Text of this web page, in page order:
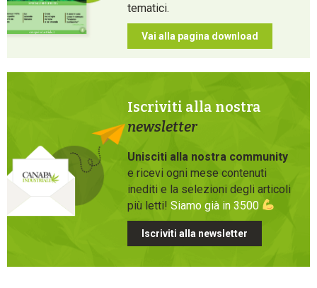
tematici.
Vai alla pagina download
Iscriviti alla nostra
newsletter
Unisciti alla nostra community
e ricevi ogni mese contenuti
inediti e la selezioni degli articoli
più letti! Siamo già in 3500
Iscriviti alla newsletter